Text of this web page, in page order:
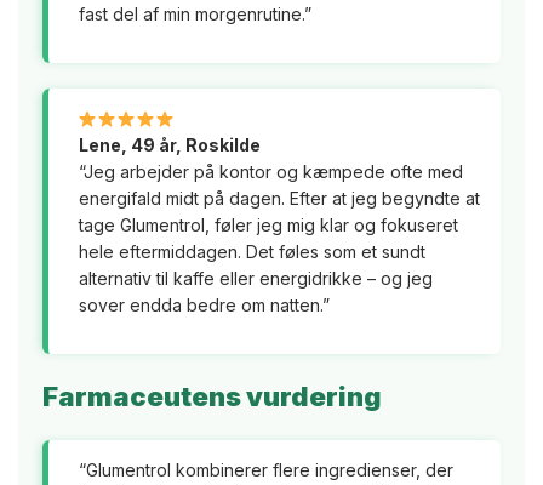
fast del af min morgenrutine.”
Lene, 49 år, Roskilde
“Jeg arbejder på kontor og kæmpede ofte med
energifald midt på dagen. Efter at jeg begyndte at
tage Glumentrol, føler jeg mig klar og fokuseret
hele eftermiddagen. Det føles som et sundt
alternativ til kaffe eller energidrikke – og jeg
sover endda bedre om natten.”
Farmaceutens vurdering
“Glumentrol kombinerer flere ingredienser, der